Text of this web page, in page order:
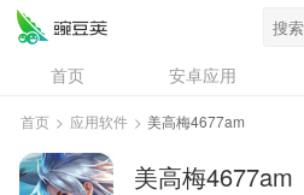
首页 安卓应用
资讯
专题
问答
首页 > 应用软件 > 美高梅4677am
美高梅4677am